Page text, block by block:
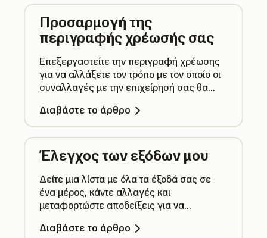
Προσαρμογή της
περιγραφής χρέωσής σας
Επεξεργαστείτε την περιγραφή χρέωσης
για να αλλάξετε τον τρόπο με τον οποίο οι
συναλλαγές με την επιχείρησή σας θα
λογαριασμού του πελάτη.
Διαβάστε το άρθρο
Έλεγχος των εξόδων μου
Δείτε μια λίστα με όλα τα έξοδά σας σε
ένα μέρος, κάντε αλλαγές και
μεταφορτώστε αποδείξεις για να
ΦΠΑ.
Διαβάστε το άρθρο